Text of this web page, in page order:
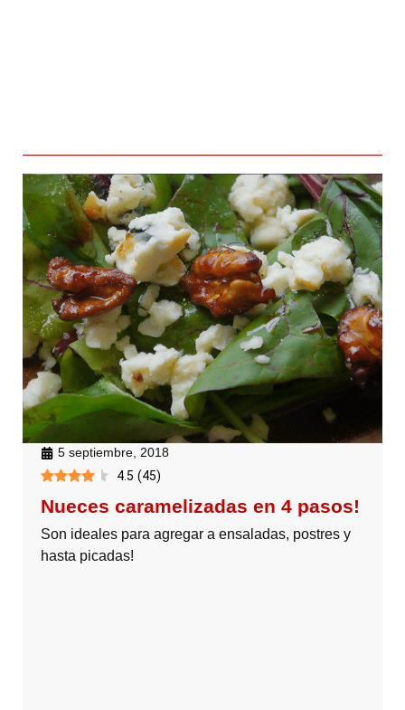
5 septiembre, 2018
4.5 (45)
Nueces caramelizadas en 4 pasos!
Son ideales para agregar a ensaladas, postres y
hasta picadas!